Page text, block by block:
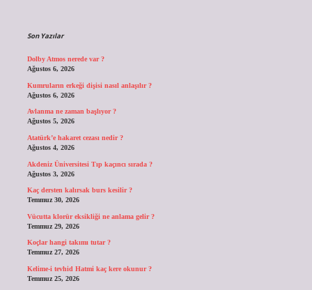
Son Yazılar
Dolby Atmos nerede var ?
Ağustos 6, 2026
Kumruların erkeği dişisi nasıl anlaşılır ?
Ağustos 6, 2026
Avlanma ne zaman başlıyor ?
Ağustos 5, 2026
Atatürk’e hakaret cezası nedir ?
Ağustos 4, 2026
Akdeniz Üniversitesi Tıp kaçıncı sırada ?
Ağustos 3, 2026
Kaç dersten kalırsak burs kesilir ?
Temmuz 30, 2026
Vücutta klorür eksikliği ne anlama gelir ?
Temmuz 29, 2026
Koçlar hangi takımı tutar ?
Temmuz 27, 2026
Kelime-i tevhid Hatmi kaç kere okunur ?
Temmuz 25, 2026